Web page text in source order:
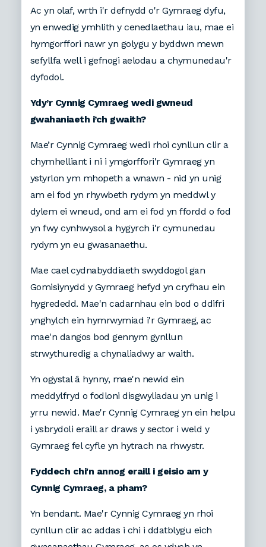
Ac yn olaf, wrth i'r defnydd o'r Gymraeg dyfu,
yn enwedig ymhlith y cenedlaethau iau, mae ei
hymgorffori nawr yn golygu y byddwn mewn
sefyllfa well i gefnogi aelodau a chymunedau'r
dyfodol.
Ydy’r Cynnig Cymraeg wedi gwneud
gwahaniaeth i’ch gwaith?
Mae’r Cynnig Cymraeg wedi rhoi cynllun clir a
chymhelliant i ni i ymgorffori'r Gymraeg yn
ystyrlon ym mhopeth a wnawn - nid yn unig
am ei fod yn rhywbeth rydym yn meddwl y
dylem ei wneud, ond am ei fod yn ffordd o fod
yn fwy cynhwysol a hygyrch i'r cymunedau
rydym yn eu gwasanaethu.
Mae cael cydnabyddiaeth swyddogol gan
Gomisiynydd y Gymraeg hefyd yn cryfhau ein
hygrededd. Mae'n cadarnhau ein bod o ddifri
ynghylch ein hymrwymiad i'r Gymraeg, ac
mae'n dangos bod gennym gynllun
strwythuredig a chynaliadwy ar waith.
Yn ogystal â hynny, mae'n newid ein
meddylfryd o fodloni disgwyliadau yn unig i
yrru newid. Mae'r Cynnig Cymraeg yn ein helpu
i ysbrydoli eraill ar draws y sector i weld y
Gymraeg fel cyfle yn hytrach na rhwystr.
Fyddech chi'n annog eraill i geisio am y
Cynnig Cymraeg, a pham?
Yn bendant. Mae'r Cynnig Cymraeg yn rhoi
cynllun clir ac addas i chi i ddatblygu eich